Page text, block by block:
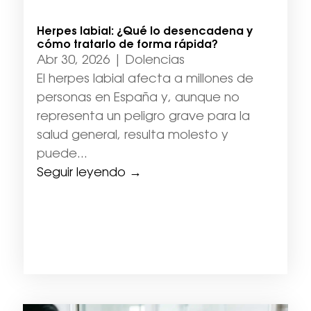
Herpes labial: ¿Qué lo desencadena y
cómo tratarlo de forma rápida?
Abr 30, 2026| Dolencias
El herpes labial afecta a millones de
personas en España y, aunque no
representa un peligro grave para la
salud general, resulta molesto y
puede...
Seguir leyendo →